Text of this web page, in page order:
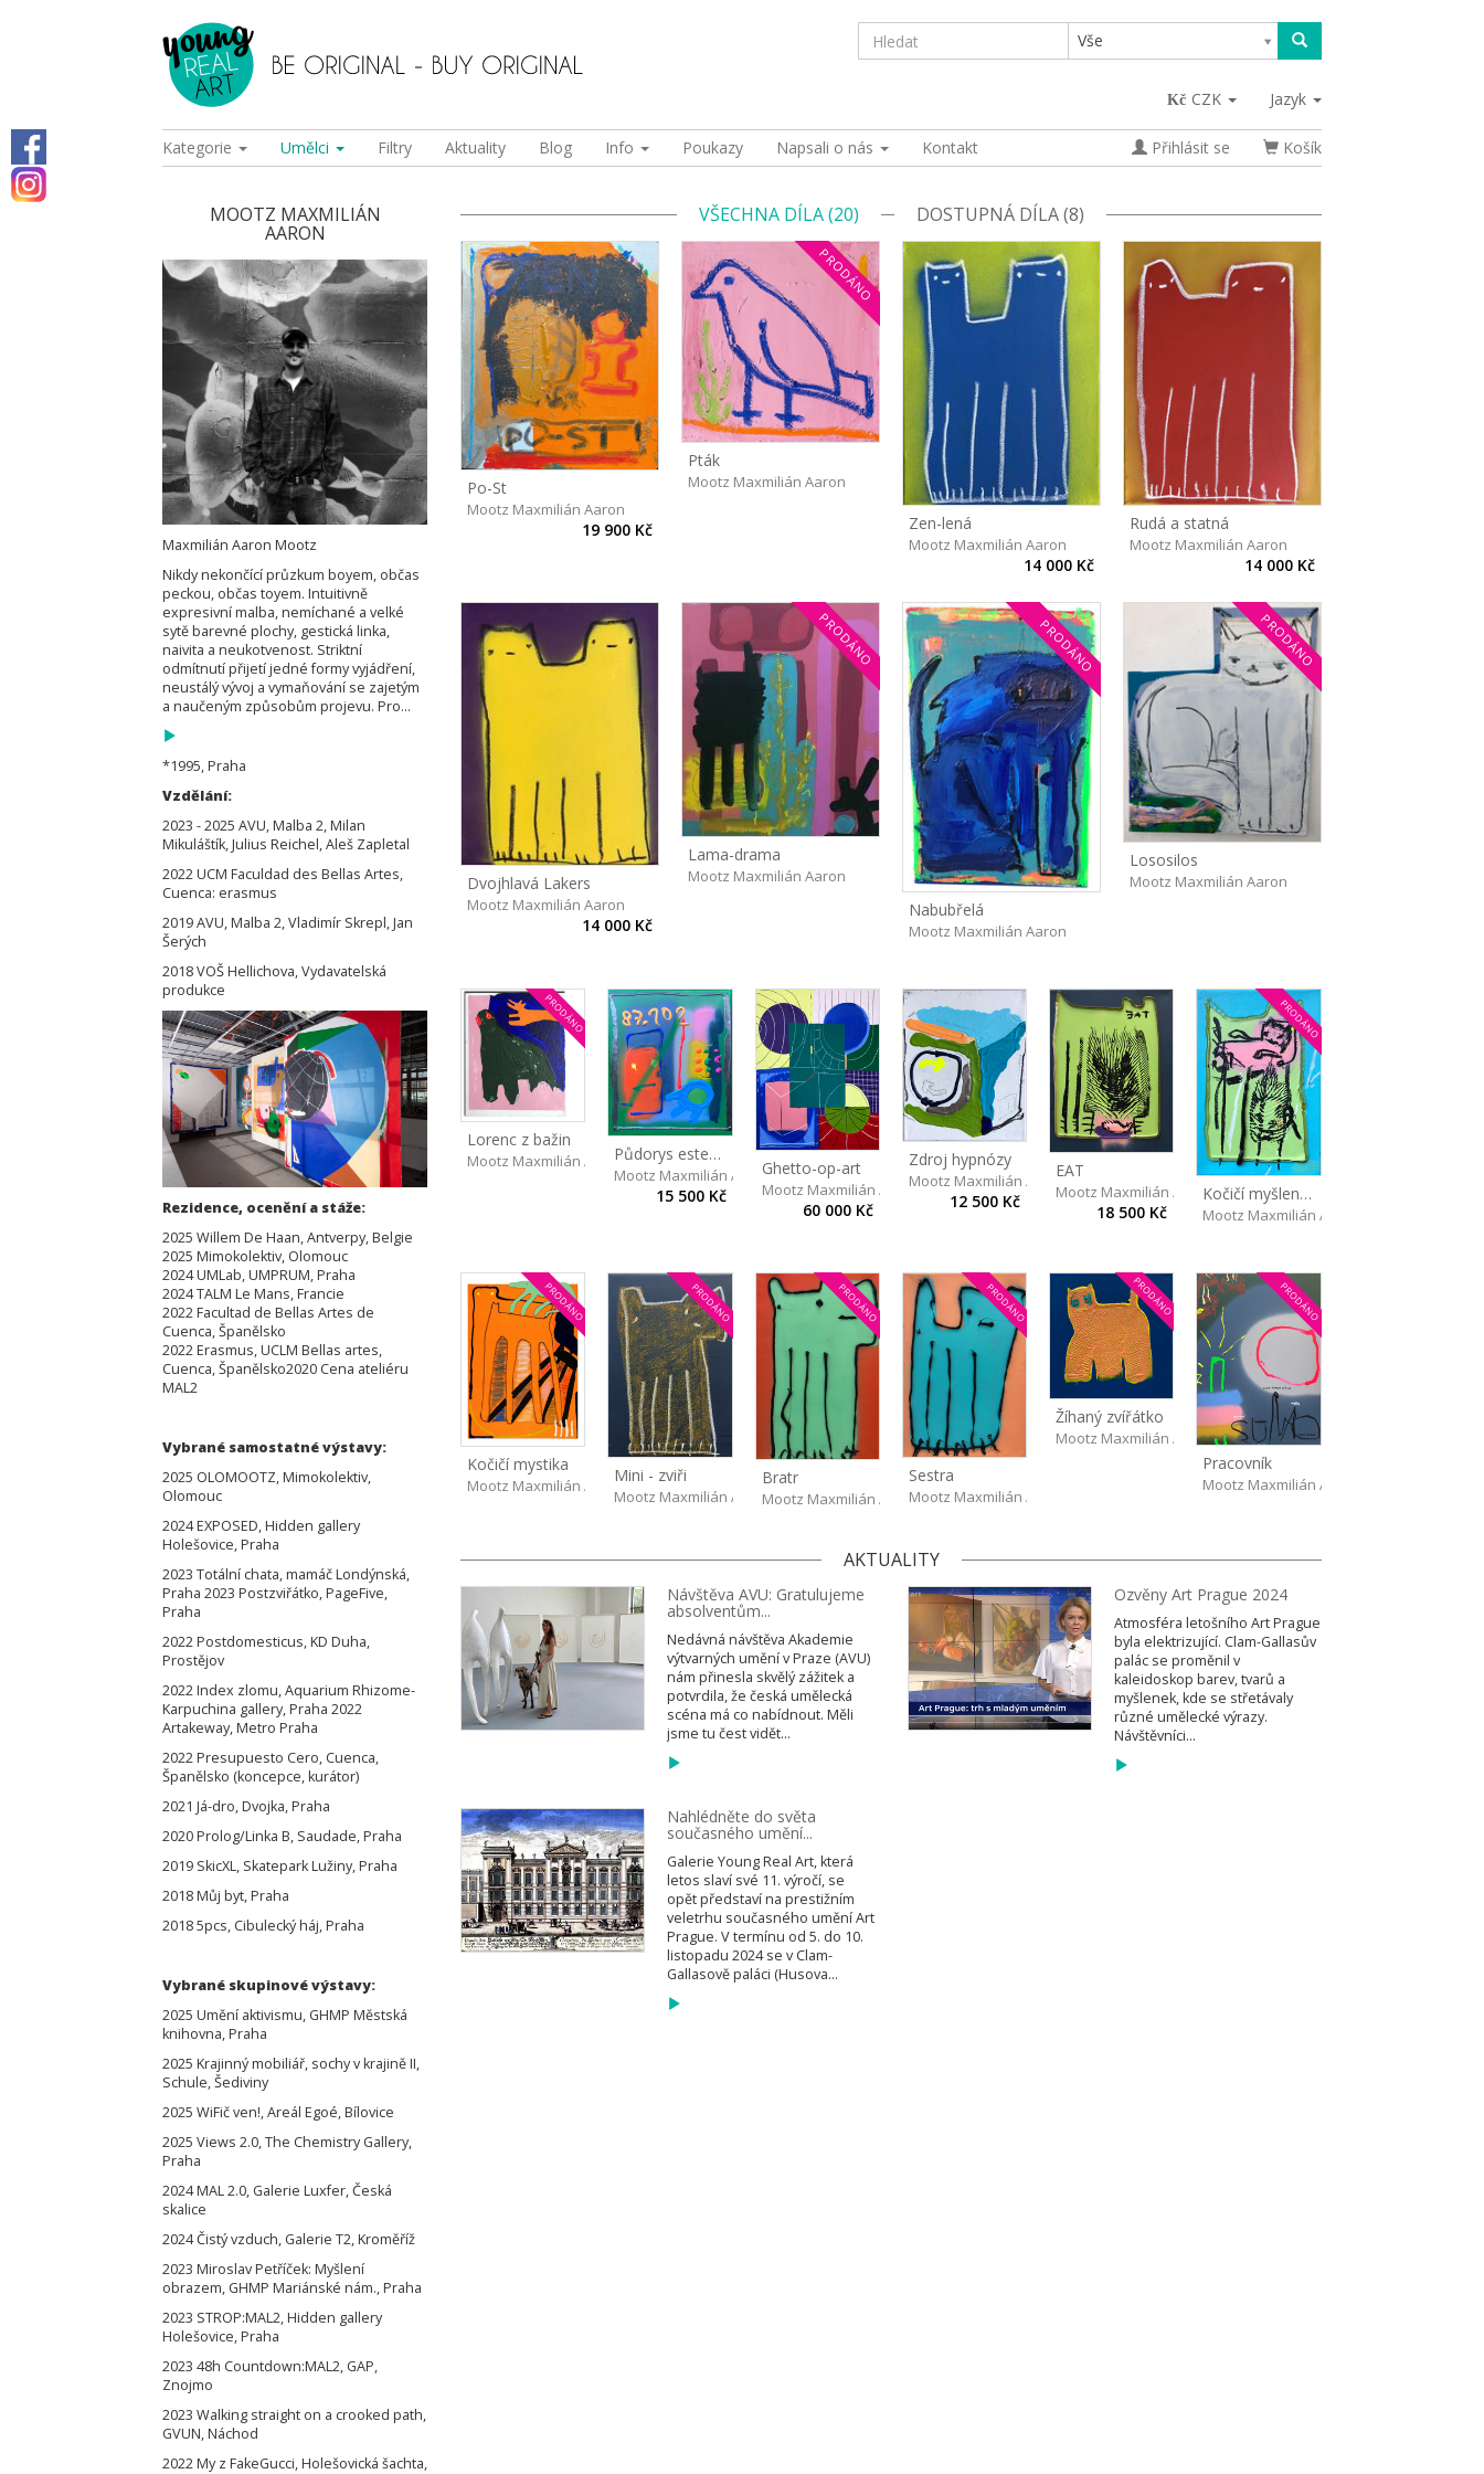
Vše
CZK Jazyk
Kategorie Umělci Filtry Aktuality Blog Info Poukazy Napsali o nás Kontakt Přihlásit se Košík
MOOTZ MAXMILIÁN
AARON
Maxmilián Aaron Mootz
Nikdy nekončící průzkum boyem, občas
peckou, občas toyem. Intuitivně
expresivní malba, nemíchané a velké
sytě barevné plochy, gestická linka,
naivita a neukotvenost. Striktní
odmítnutí přijetí jedné formy vyjádření,
neustálý vývoj a vymaňování se zajetým
a naučeným způsobům projevu. Pro...
*1995, Praha
Vzdělání:
2023 - 2025 AVU, Malba 2, Milan
Mikuláštík, Julius Reichel, Aleš Zapletal
2022 UCM Faculdad des Bellas Artes,
Cuenca: erasmus
2019 AVU, Malba 2, Vladimír Skrepl, Jan
Šerých
2018 VOŠ Hellichova, Vydavatelská
produkce
Rezidence, ocenění a stáže:
2025 Willem De Haan, Antverpy, Belgie
2025 Mimokolektiv, Olomouc
2024 UMLab, UMPRUM, Praha
2024 TALM Le Mans, Francie
2022 Facultad de Bellas Artes de
Cuenca, Španělsko
2022 Erasmus, UCLM Bellas artes,
Cuenca, Španělsko2020 Cena ateliéru
MAL2
Vybrané samostatné výstavy:
2025 OLOMOOTZ, Mimokolektiv,
Olomouc
2024 EXPOSED, Hidden gallery
Holešovice, Praha
2023 Totální chata, mamáč Londýnská,
Praha 2023 Postzviřátko, PageFive,
Praha
2022 Postdomesticus, KD Duha,
Prostějov
2022 Index zlomu, Aquarium Rhizome-
Karpuchina gallery, Praha 2022
Artakeway, Metro Praha
2022 Presupuesto Cero, Cuenca,
Španělsko (koncepce, kurátor)
2021 Já-dro, Dvojka, Praha
2020 Prolog/Linka B, Saudade, Praha
2019 SkicXL, Skatepark Lužiny, Praha
2018 Můj byt, Praha
2018 5pcs, Cibulecký háj, Praha
Vybrané skupinové výstavy:
2025 Umění aktivismu, GHMP Městská
knihovna, Praha
2025 Krajinný mobiliář, sochy v krajině II,
Schule, Šediviny
2025 WiFič ven!, Areál Egoé, Bílovice
2025 Views 2.0, The Chemistry Gallery,
Praha
2024 MAL 2.0, Galerie Luxfer, Česká
skalice
2024 Čistý vzduch, Galerie T2, Kroměříž
2023 Miroslav Petříček: Myšlení
obrazem, GHMP Mariánské nám., Praha
2023 STROP:MAL2, Hidden gallery
Holešovice, Praha
2023 48h Countdown:MAL2, GAP,
Znojmo
2023 Walking straight on a crooked path,
GVUN, Náchod
2022 My z FakeGucci, Holešovická šachta,
VŠECHNA DÍLA (20) DOSTUPNÁ DÍLA (8)
Po-St
Mootz Maxmilián Aaron
19 900 Kč
PRODÁNO
Pták
Mootz Maxmilián Aaron
Zen-lená
Mootz Maxmilián Aaron
14 000 Kč
Rudá a statná
Mootz Maxmilián Aaron
14 000 Kč
Dvojhlavá Lakers
Mootz Maxmilián Aaron
14 000 Kč
PRODÁNO
Lama-drama
Mootz Maxmilián Aaron
PRODÁNO
Nabubřelá
Mootz Maxmilián Aaron
PRODÁNO
Lososilos
Mootz Maxmilián Aaron
PRODÁNO
Lorenc z bažin
Mootz Maxmilián Aaron Půdorys estetična
Mootz Maxmilián Aaron
15 500 Kč
Ghetto-op-art
Mootz Maxmilián Aaron
60 000 Kč
Zdroj hypnózy
Mootz Maxmilián Aaron
12 500 Kč
EAT
Mootz Maxmilián Aaron
18 500 Kč
PRODÁNO
Kočičí myšlenky v úterý ráno
Mootz Maxmilián Aaron
PRODÁNO
Kočičí mystika
Mootz Maxmilián Aaron
PRODÁNO
Mini - zviři
Mootz Maxmilián Aaron
PRODÁNO
Bratr
Mootz Maxmilián Aaron
PRODÁNO
Sestra
Mootz Maxmilián Aaron
PRODÁNO
Žíhaný zvířátko
Mootz Maxmilián Aaron
PRODÁNO
Pracovník
Mootz Maxmilián Aaron
AKTUALITY
Návštěva AVU: Gratulujeme
absolventům...
Nedávná návštěva Akademie
výtvarných umění v Praze (AVU)
nám přinesla skvělý zážitek a
potvrdila, že česká umělecká
scéna má co nabídnout. Měli
jsme tu čest vidět...
Ozvěny Art Prague 2024
Atmosféra letošního Art Prague
byla elektrizující. Clam-Gallasův
palác se proměnil v
kaleidoskop barev, tvarů a
myšlenek, kde se střetávaly
různé umělecké výrazy.
Návštěvníci...
Nahlédněte do světa
současného umění...
Galerie Young Real Art, která
letos slaví své 11. výročí, se
opět představí na prestižním
veletrhu současného umění Art
Prague. V termínu od 5. do 10.
listopadu 2024 se v Clam-
Gallasově paláci (Husova...